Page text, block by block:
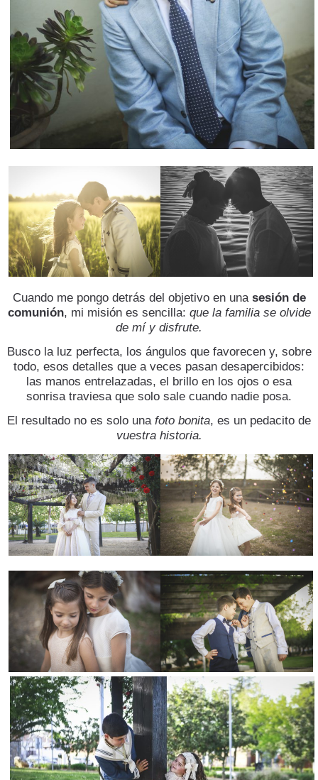
Cuando me pongo detrás del objetivo en una sesión de
comunión, mi misión es sencilla: que la familia se olvide
de mí y disfrute.
Busco la luz perfecta, los ángulos que favorecen y, sobre
todo, esos detalles que a veces pasan desapercibidos:
las manos entrelazadas, el brillo en los ojos o esa
sonrisa traviesa que solo sale cuando nadie posa.
El resultado no es solo unafoto bonita, es un pedacito de
vuestra historia.